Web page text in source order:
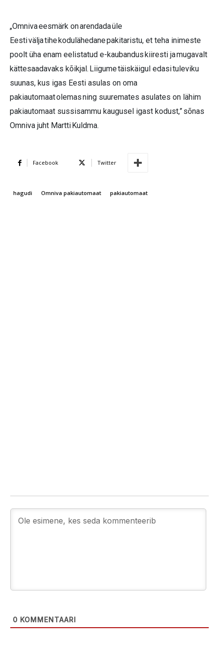
„Omniva eesmärk on arendada üle
Eesti välja tihe kodulähedane pakitaristu, et teha inimeste
poolt üha enam eelistatud e-kaubandus kiiresti ja mugavalt
kättesaadavaks kõikjal. Liigume täiskäigul edasi tuleviku
suunas, kus igas Eesti asulas on oma
pakiautomaat olemas ning suuremates asulates on lähim
pakiautomaat sussisammu kaugusel igast kodust,” sõnas
Omniva juht Martti Kuldma.
Facebook Twitter
hagudi Omniva pakiautomaat pakiautomaat
0 KOMMENTAARI